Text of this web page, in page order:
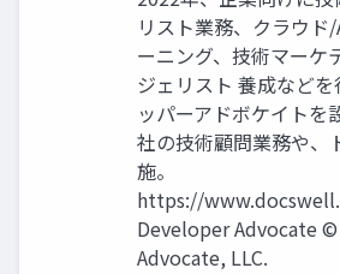
リスト業務、クラウド
ーニング、技術マーケ
ジェリスト 養成など
ッパーアドボケイトを
社の技術顧問業務や、
施。
https://
Developer Advocate
Advocate, LLC.